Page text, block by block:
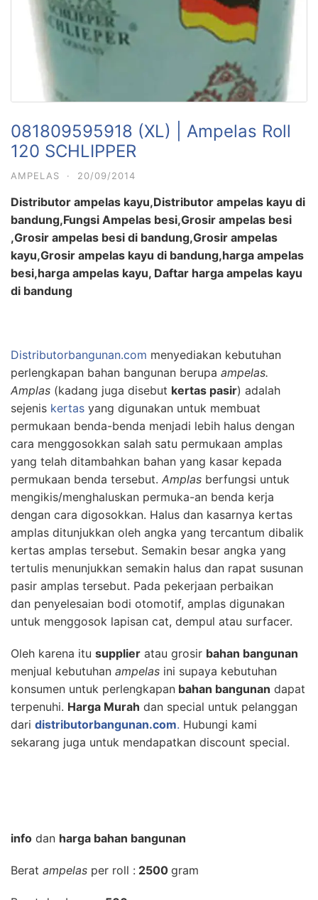
081809595918 (XL) | Ampelas Roll
120 SCHLIPPER
AMPELAS · 20/09/2014
Distributor ampelas kayu,Distributor ampelas kayu di
bandung,Fungsi Ampelas besi,Grosir ampelas besi
,Grosir ampelas besi di bandung,Grosir ampelas
kayu,Grosir ampelas kayu di bandung,harga ampelas
besi,harga ampelas kayu, Daftar harga ampelas kayu
di bandung
Distributorbangunan.com menyediakan kebutuhan
perlengkapan bahan bangunan berupa ampelas.
Amplas (kadang juga disebut kertas pasir) adalah
sejenis kertas yang digunakan untuk membuat
permukaan benda-benda menjadi lebih halus dengan
cara menggosokkan salah satu permukaan amplas
yang telah ditambahkan bahan yang kasar kepada
permukaan benda tersebut. Amplas berfungsi untuk
mengikis/menghaluskan permuka-an benda kerja
dengan cara digosokkan. Halus dan kasarnya kertas
amplas ditunjukkan oleh angka yang tercantum dibalik
kertas amplas tersebut. Semakin besar angka yang
tertulis menunjukkan semakin halus dan rapat susunan
pasir amplas tersebut. Pada pekerjaan perbaikan
dan penyelesaian bodi otomotif, amplas digunakan
untuk menggosok lapisan cat, dempul atau surfacer.
Oleh karena itu supplier atau grosir bahan bangunan
menjual kebutuhan ampelas ini supaya kebutuhan
konsumen untuk perlengkapan bahan bangunan dapat
terpenuhi. Harga Murah dan special untuk pelanggan
dari distributorbangunan.com. Hubungi kami
sekarang juga untuk mendapatkan discount special.
info dan harga bahan bangunan
Berat ampelas per roll : 2500 gram